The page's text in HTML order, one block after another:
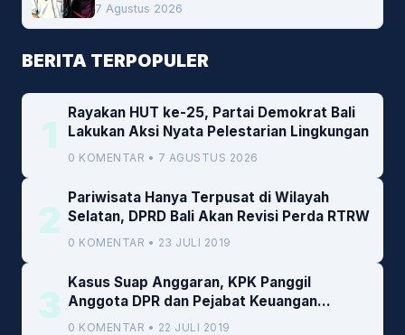
7 Agustus 2026
BERITA TERPOPULER
1
Rayakan HUT ke-25, Partai Demokrat Bali
Lakukan Aksi Nyata Pelestarian Lingkungan
0 KOMENTAR • 7 AGUSTUS 2026
2
Pariwisata Hanya Terpusat di Wilayah
Selatan, DPRD Bali Akan Revisi Perda RTRW
0 KOMENTAR • 23 JULI 2019
3
Kasus Suap Anggaran, KPK Panggil
Anggota DPR dan Pejabat Keuangan
Kemenkeu
0 KOMENTAR • 22 JULI 2019